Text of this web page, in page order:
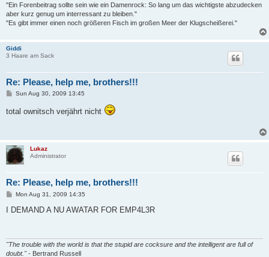
"Ein Forenbeitrag sollte sein wie ein Damenrock: So lang um das wichtigste abzudecken
aber kurz genug um interressant zu bleiben."
"Es gibt immer einen noch größeren Fisch im großen Meer der Klugscheißerei."
Giddi
3 Haare am Sack
Re: Please, help me, brothers!!!
P
t
Sun Aug 30, 2009 13:45
total ownitsch verjährt nicht
Lukaz
Administrator
Re: Please, help me, brothers!!!
P
s
Mon Aug 31, 2009 14:35
I DEMAND A NU AWATAR FOR EMP4L3R
"The trouble with the world is that the stupid are cocksure and the intelligent are full of
doubt."- Bertrand Russell